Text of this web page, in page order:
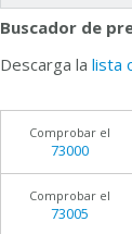
Buscador de
Descarga la lista
Comprobar el
73000
Comprobar el
73005